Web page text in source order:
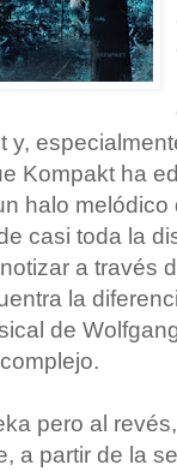
y,
Kompakt ha
halo
casi toda la
a través
la
de
pero al
a partir de la